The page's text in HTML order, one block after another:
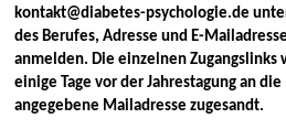
kontakt@diabetes-psychologie.de
des Berufes, Adresse und E-
anmelden. Die einzelnen Zugangslinks
einige Tage vor der Jahrestagung an die
angegebene Mailadresse zugesandt.